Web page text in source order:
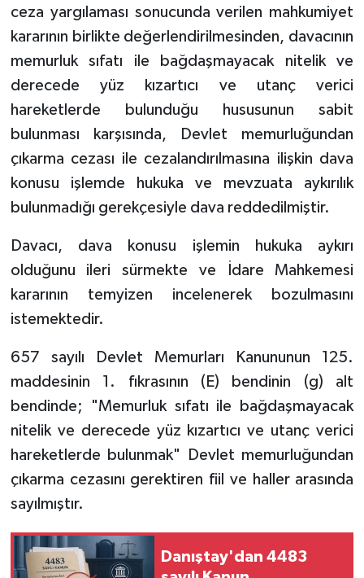
ceza yargılaması sonucunda verilen mahkumiyet
kararının birlikte değerlendirilmesinden, davacının
memurluk sıfatı ile bağdaşmayacak nitelik ve
derecede yüz kızartıcı ve utanç verici
hareketlerde bulunduğu hususunun sabit
bulunması karşısında, Devlet memurluğundan
çıkarma cezası ile cezalandırılmasına ilişkin dava
konusu işlemde hukuka ve mevzuata aykırılık
bulunmadığı gerekçesiyle dava reddedilmiştir.
Davacı, dava konusu işlemin hukuka aykırı
olduğunu ileri sürmekte ve İdare Mahkemesi
kararının temyizen incelenerek bozulmasını
istemektedir.
657 sayılı Devlet Memurları Kanununun 125.
maddesinin 1. fıkrasının (E) bendinin (g) alt
bendinde; "Memurluk sıfatı ile bağdaşmayacak
nitelik ve derecede yüz kızartıcı ve utanç verici
hareketlerde bulunmak" Devlet memurluğundan
çıkarma cezasını gerektiren fiil ve haller arasında
sayılmıştır.
Danıştay'dan 4483